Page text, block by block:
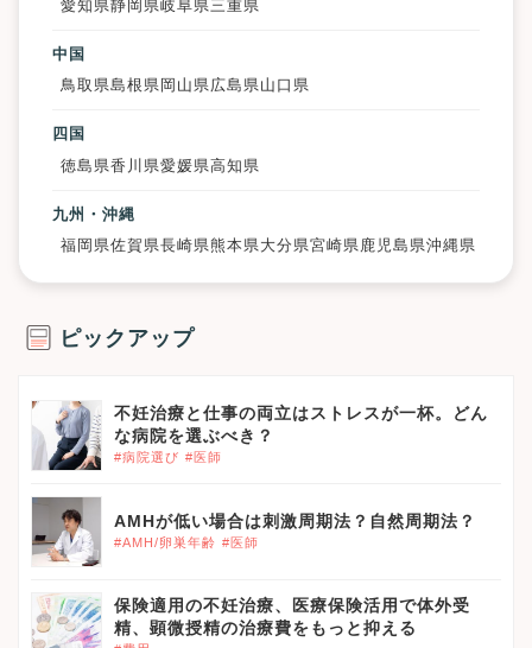
愛知県静岡県岐阜県 三重県
中国
鳥取県島根県 岡山県広島県山口県
四国
徳島県香川県愛媛県高知県
九州・沖縄
福岡県佐賀県長崎県熊本県大分県宮崎県鹿児島県沖縄県
ピックアップ
不妊治療と仕事の両立はストレスが一杯。どん
な病院を選ぶべき？
#病院選び #医師
AMHが低い場合は刺激周期法？自然周期法？
#AMH/卵巣年齢 #医師
保険適用の不妊治療、医療保険活用で体外受
精、顕微授精の治療費をもっと抑える